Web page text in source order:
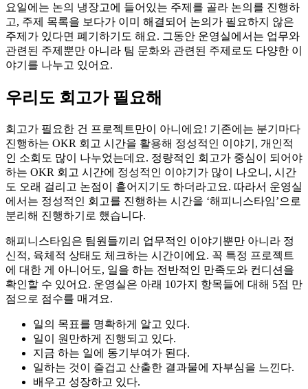
요일에는 논의 냉장고에 들어있는 주제를 골라 논의를 진행하
고, 주제 목록을 보다가 이미 해결되어 논의가 필요하지 않은
주제가 있다면 폐기하기도 해요. 그동안 운영실에서는 업무와
관련된 주제뿐만 아니라 팀 문화와 관련된 주제로도 다양한 이
야기를 나누고 있어요.
우리도 회고가 필요해
회고가 필요한 건 프로젝트만이 아니에요! 기존에는 분기마다
진행하는 OKR 회고 시간을 활용해 정성적인 이야기, 개인적
인 소회도 많이 나누었는데요. 정량적인 회고가 중심이 되어야
하는 OKR 회고 시간에 정성적인 이야기가 많이 나오니, 시간
도 오래 걸리고 논점이 흩어지기도 하더라고요. 따라서 운영실
에서는 정성적인 회고를 진행하는 시간을 ‘해피니스타임’으로
분리해 진행하기로 했습니다.
해피니스타임은 팀원들끼리 업무적인 이야기뿐만 아니라 정
신적, 육체적 상태도 체크하는 시간이에요. 꼭 특정 프로젝트
에 대한 게 아니어도, 일을 하는 전반적인 만족도와 컨디션을
확인할 수 있어요. 운영실은 아래 10가지 항목들에 대해 5점 만
점으로 점수를 매겨요.
일의 목표를 명확하게 알고 있다.
일이 원만하게 진행되고 있다.
지금 하는 일에 동기부여가 된다.
일하는 것이 즐겁고 산출한 결과물에 자부심을 느낀다.
배우고 성장하고 있다.